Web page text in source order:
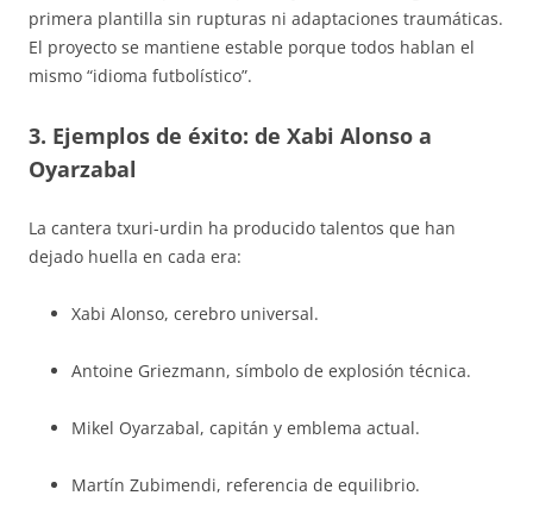
primera plantilla sin rupturas ni adaptaciones traumáticas.
El proyecto se mantiene estable porque todos hablan el
mismo “idioma futbolístico”.
3. Ejemplos de éxito: de Xabi Alonso a
Oyarzabal
La cantera txuri-urdin ha producido talentos que han
dejado huella en cada era:
Xabi Alonso, cerebro universal.
Antoine Griezmann, símbolo de explosión técnica.
Mikel Oyarzabal, capitán y emblema actual.
Martín Zubimendi, referencia de equilibrio.